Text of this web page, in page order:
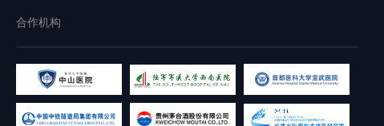
合作机构